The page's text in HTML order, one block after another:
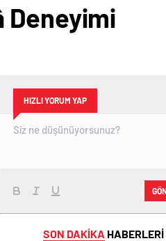
Deneyimi
HIZLI YORUM YAP
SON DAKİKA HABERLERİ